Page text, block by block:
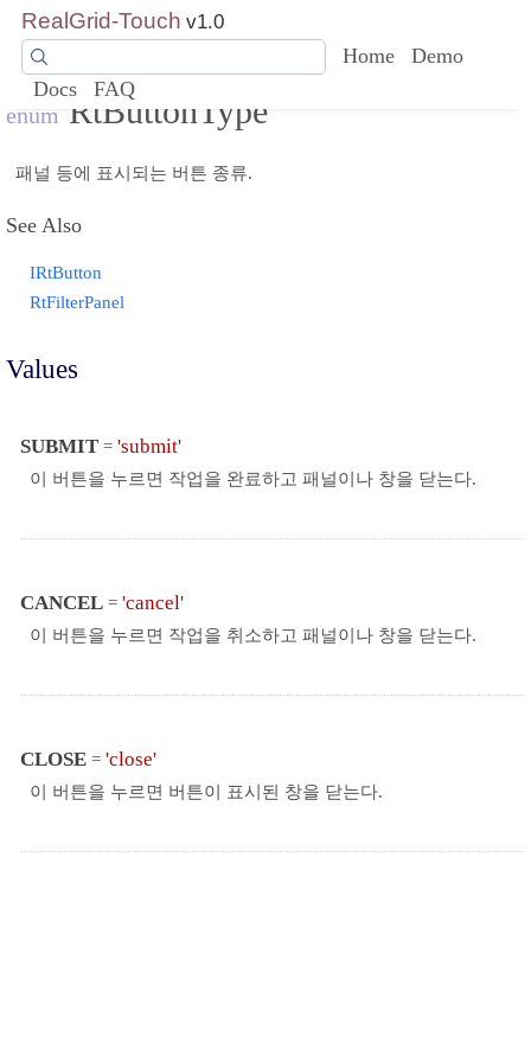
RealGrid-Touch v1.0
Home
Demo
Docs
FAQ
enum RtButtonType
패널 등에 표시되는 버튼 종류.
See Also
IRtButton
RtFilterPanel
Values
SUBMIT = 'submit'
이 버튼을 누르면 작업을 완료하고 패널이나 창을 닫는다.
CANCEL = 'cancel'
이 버튼을 누르면 작업을 취소하고 패널이나 창을 닫는다.
CLOSE = 'close'
이 버튼을 누르면 버튼이 표시된 창을 닫는다.